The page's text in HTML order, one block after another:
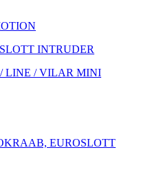
SLOTT INTRUDER
LINE / VILAR MINI
EUROSLOTT